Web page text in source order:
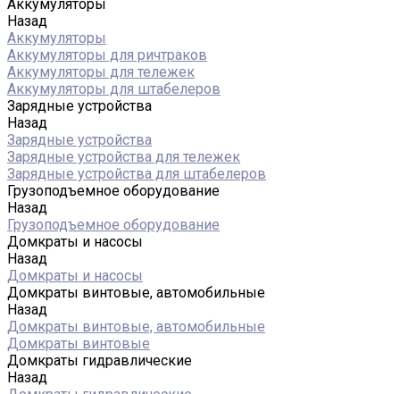
Аккумуляторы
Назад
Аккумуляторы
Аккумуляторы для ричтраков
Аккумуляторы для тележек
Аккумуляторы для штабелеров
Зарядные устройства
Назад
Зарядные устройства
Зарядные устройства для тележек
Зарядные устройства для штабелеров
Грузоподъемное оборудование
Назад
Грузоподъемное оборудование
Домкраты и насосы
Назад
Домкраты и насосы
Домкраты винтовые, автомобильные
Назад
Домкраты винтовые, автомобильные
Домкраты винтовые
Домкраты гидравлические
Назад